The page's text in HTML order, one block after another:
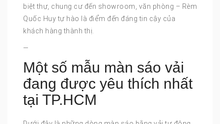
biệt thự, chung cư đến showroom, văn phòng – Rèm
Quốc Huy tự hào là điểm đến đáng tin cậy của
khách hàng thành thị.
—
Một số mẫu màn sáo vải
đang được yêu thích nhất
tại TP.HCM